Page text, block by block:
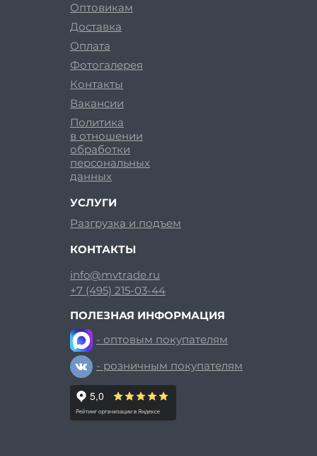
Оптовикам
Доставка
Оплата
Фотогалерея
Контакты
Вакансии
Политика
в отношении
обработки
персональных
данных
УСЛУГИ
Разгрузка и подъем
КОНТАКТЫ
info@mvtrade.ru
+7 (495) 215-03-44
ПОЛЕЗНАЯ ИНФОРМАЦИЯ
- оптовым покупателям
- розничным покупателям